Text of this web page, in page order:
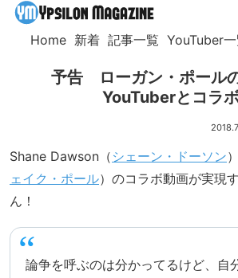
Home 新着 記事一覧 YouTuber
予告 ローガン・ポール
YouTuberとコラ
Shane Dawson（ シェーン・ドーソン
ェイク・ポール）のコラボ動画が実現
ん！
論争を呼ぶのは分かってるけど、自